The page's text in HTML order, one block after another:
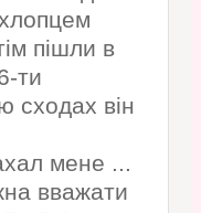
пішли в
ти
сходах він
мене ...
вважати